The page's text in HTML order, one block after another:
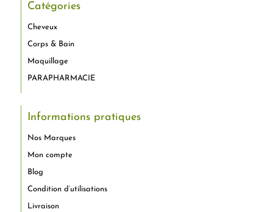
Catégories
Cheveux
Corps & Bain
Maquillage
PARAPHARMACIE
Informations pratiques
Nos Marques
Mon compte
Blog
Condition d’utilisations
Livraison